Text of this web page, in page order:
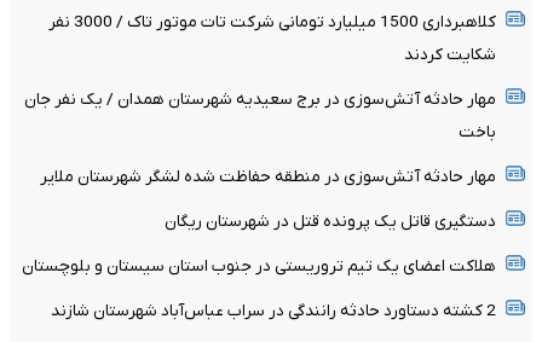
کلاهبرداری 1500 میلیارد تومانی شرکت تات موتور تاک / 3000 نفر
شکایت کردند
مهار حادثه آتش‌سوزی در برج سعیدیه شهرستان همدان / یک نفر جان
باخت
مهار حادثه آتش‌سوزی در منطقه حفاظت شده لشگر شهرستان ملایر
دستگیری قاتل یک پرونده قتل در شهرستان ریگان
هلاکت اعضای یک تیم تروریستی در جنوب استان سیستان و بلوچستان
2 کشته دستاورد حادثه رانندگی در سراب عباس‌آباد شهرستان شازند